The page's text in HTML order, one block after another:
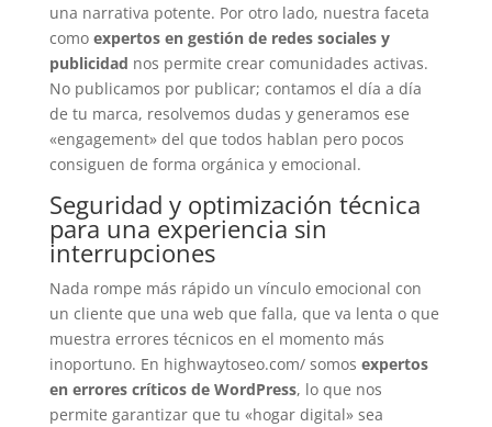
una narrativa potente. Por otro lado, nuestra faceta
como expertos en gestión de redes sociales y
publicidad nos permite crear comunidades activas.
No publicamos por publicar; contamos el día a día
de tu marca, resolvemos dudas y generamos ese
«engagement» del que todos hablan pero pocos
consiguen de forma orgánica y emocional.
Seguridad y optimización técnica
para una experiencia sin
interrupciones
Nada rompe más rápido un vínculo emocional con
un cliente que una web que falla, que va lenta o que
muestra errores técnicos en el momento más
inoportuno. En highwaytoseo.com/ somos expertos
en errores críticos de WordPress, lo que nos
permite garantizar que tu «hogar digital» sea